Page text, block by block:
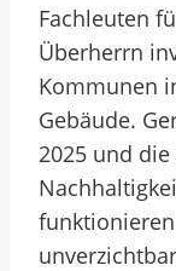
Fachleuten
Überherrn
Kommunen
Gebäude.
2025 und